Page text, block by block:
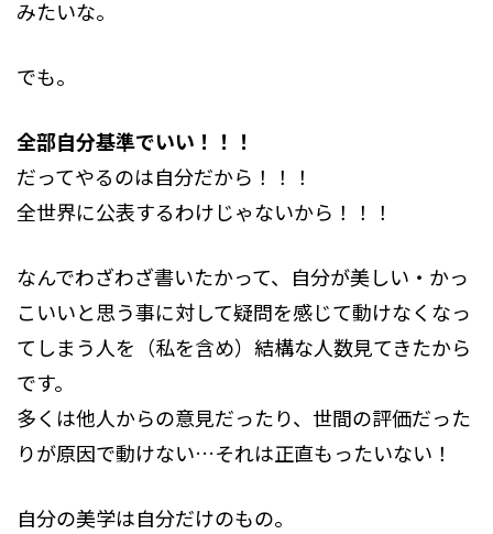
みたいな。
でも。
全部自分基準でいい！！！
だってやるのは自分だから！！！
全世界に公表するわけじゃないから！！！
なんでわざわざ書いたかって、自分が美しい・かっ
こいいと思う事に対して疑問を感じて動けなくなっ
てしまう人を（私を含め）結構な人数見てきたから
です。
多くは他人からの意見だったり、世間の評価だった
りが原因で動けない…それは正直もったいない！
自分の美学は自分だけのもの。